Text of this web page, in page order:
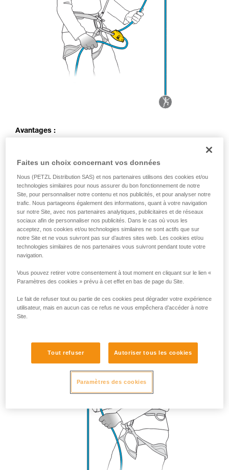
Avantages :
Amortissement de la chute par déplacement du corps de
l’assureur
moulinette
Inconvénients :
Possibilité que l’assureur soit projeté dans le point de
renvoi en cas de grosse chute ou de gros écart de poids
entre assureur et grimpeur
Effort plus important sur l’ancrage par effet poulie
Faites un choix concernant vos données
Nous (PETZL Distribution SAS) et nos partenaires utilisons des cookies et/ou
technologies similaires pour nous assurer du bon fonctionnement de notre
Site, pour personnaliser notre contenu et nos publicités, et pour analyser notre
trafic. Nous partageons également des informations, quant à votre navigation
sur notre Site, avec nos partenaires analytiques, publicitaires et de réseaux
sociaux afin de personnaliser nos publicités. Dans le cas où vous les
acceptez, nos cookies et/ou technologies similaires ne sont actifs que sur
notre Site et ne vous suivront pas sur d’autres sites web. Les cookies et/ou
technologies similaires de nos partenaires vous suivront pendant toute votre
navigation.
Vous pouvez retirer votre consentement à tout moment en cliquant sur le lien «
Paramètres des cookies » prévu à cet effet en bas de page du Site.
Le fait de refuser tout ou partie de ces cookies peut dégrader votre expérience
utilisateur, mais en aucun cas ce refus ne vous empêchera d’accéder à notre
Site.
Tout refuser Autoriser tous les cookies
Paramètres des cookies